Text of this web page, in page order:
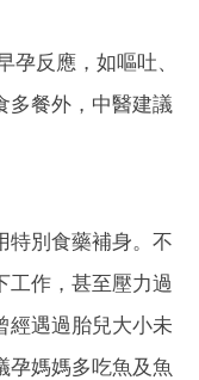
反應，如嘔吐、
多餐外，中醫建議
特別食藥補身。不
工作，甚至壓力過
經遇過胎兒大小未
孕媽媽多吃魚及魚